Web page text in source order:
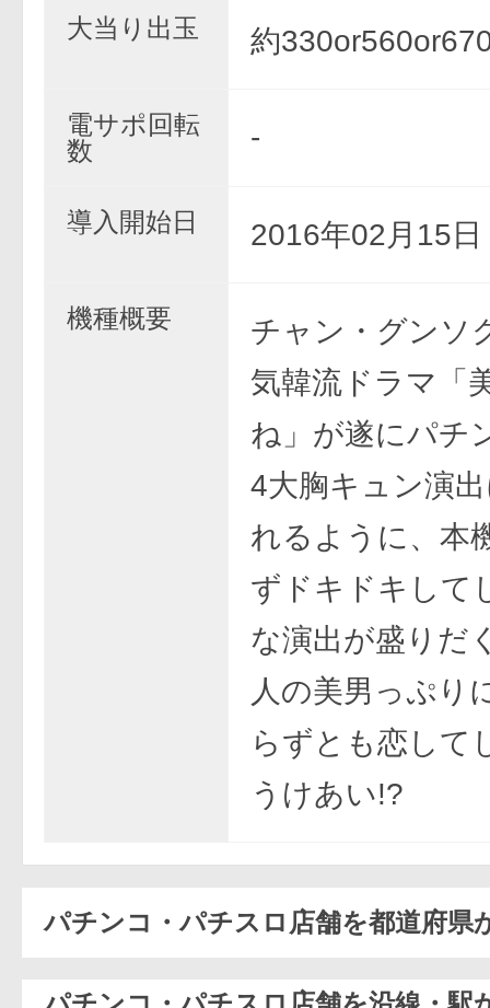
大当り出玉 約
電サポ回転
数
-
導入開始日 2016年02月15日
機種概要
チャン・グンソ
気韓流ドラマ「
ね」が遂にパチ
4大胸キュン演
れるように、本
ずドキドキして
な演出が盛りだ
人の美男っぷり
らずとも恋して
うけあい!?
パチンコ・パチスロ店舗を都道府県